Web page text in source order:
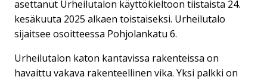
asettanut Urheilutalon käyttökieltoon tiistaista 24.
kesäkuuta 2025 alkaen toistaiseksi. Urheilutalo
sijaitsee osoitteessa Pohjolankatu 6.
Urheilutalon katon kantavissa rakenteissa on
havaittu vakava rakenteellinen vika. Yksi palkki on